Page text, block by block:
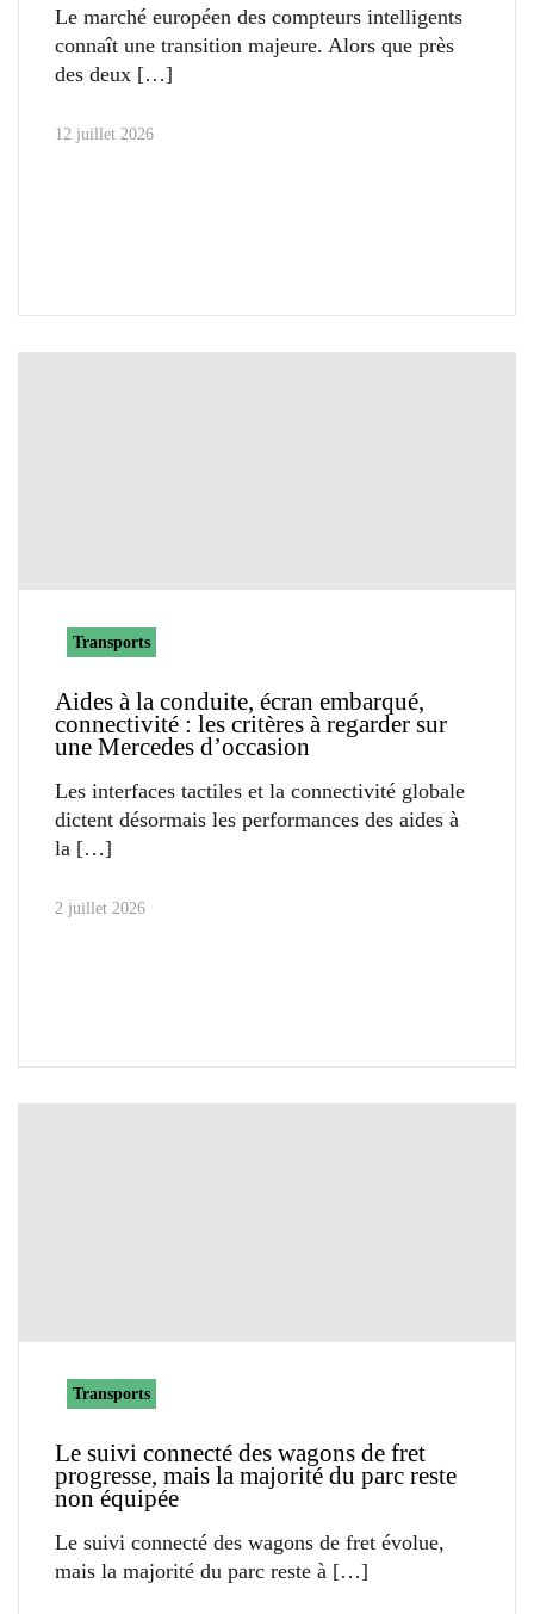
Le marché européen des compteurs intelligents
connaît une transition majeure. Alors que près
des deux
12 juillet 2026
Transports
Aides à la conduite, écran embarqué,
connectivité : les critères à regarder sur
une Mercedes d’occasion
Les interfaces tactiles et la connectivité globale
dictent désormais les performances des aides à
la
2 juillet 2026
Transports
Le suivi connecté des wagons de fret
progresse, mais la majorité du parc reste
non équipée
Le suivi connecté des wagons de fret évolue,
mais la majorité du parc reste à